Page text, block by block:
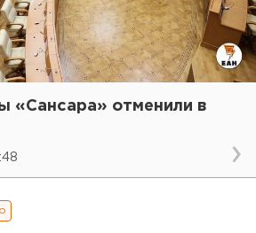
«Сансара» отменили в